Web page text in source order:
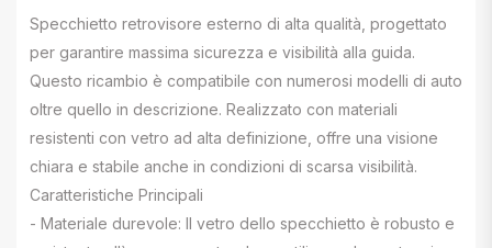
Specchietto retrovisore esterno di alta qualità, progettato
per garantire massima sicurezza e visibilità alla guida.
Questo ricambio è compatibile con numerosi modelli di auto
oltre quello in descrizione. Realizzato con materiali
resistenti con vetro ad alta definizione, offre una visione
chiara e stabile anche in condizioni di scarsa visibilità.
Caratteristiche Principali
- Materiale durevole: Il vetro dello specchietto è robusto e